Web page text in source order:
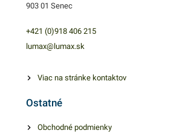
alebo ich uskladnenie. Tento
plastový box je ľahký a
kusov potravinových boxov. V
podobné produkty, ktoré vás
903 01 Senec
+421 (0)918 406 215
lumax@lumax.sk
Viac na stránke kontaktov
Ostatné
Obchodné podmienky